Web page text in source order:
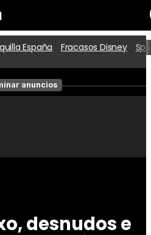
Películas
España Fracasos Disney
anuncios
desnudos e